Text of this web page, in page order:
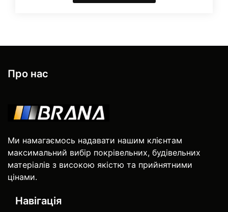
Про нас
Ми намагаємось надавати нашим клієнтам
максимальний вибір покрівельних, будівельних
матеріалів з високою якістю та прийнятними
цінами.
Навігація